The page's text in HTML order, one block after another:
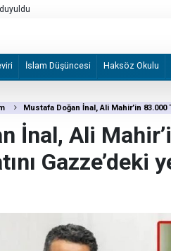
"ihaleye fesat karıştırma"
İslam Düşüncesi Haksöz Okulu
Mustafa Doğan İnal, Ali Mahir’in 83.000
İnal, Ali
Gazze’deki